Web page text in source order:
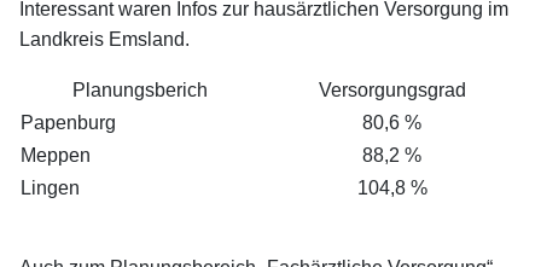
Interessant waren Infos zur hausärztlichen Versorgung im
Landkreis Emsland.
Planungsberich
Versorgungsgrad
Papenburg
80,6 %
Meppen
88,2 %
Lingen
104,8 %